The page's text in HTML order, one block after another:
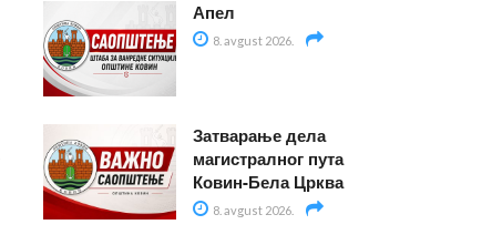
Апел
8. avgust 2026.
Затварање дела
магистралног пута
Ковин-Бела Црква
8. avgust 2026.